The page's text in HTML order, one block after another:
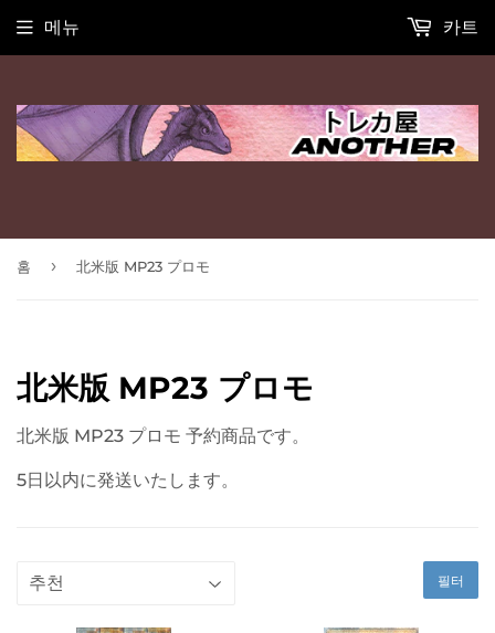
메뉴 카트
홈 › 北米版 MP23 プロモ
北米版 MP23 プロモ
北米版 MP23 プロモ 予約商品です。
5日以内に発送いたします。
필터